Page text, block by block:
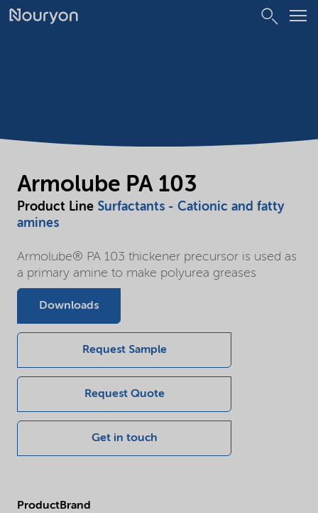
Armolube PA 103
Product Line Surfactants - Cationic and fatty
amines
Armolube® PA 103 thickener precursor is used as
a primary amine to make polyurea greases
Downloads
Request Sample
Request Quote
Get in touch
ProductBrand